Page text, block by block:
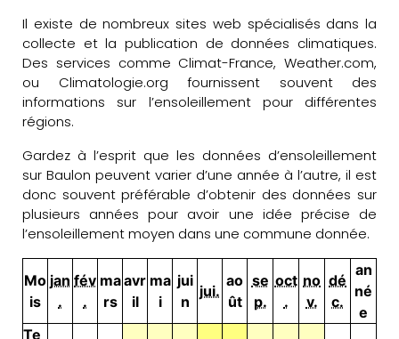
Il existe de nombreux sites web spécialisés dans la
collecte et la publication de données climatiques.
Des services comme Climat-France, Weather.com,
ou Climatologie.org fournissent souvent des
informations sur l’ensoleillement pour différentes
régions.
Gardez à l’esprit que les données d’ensoleillement
sur Baulon peuvent varier d’une année à l’autre, il est
donc souvent préférable d’obtenir des données sur
plusieurs années pour avoir une idée précise de
l’ensoleillement moyen dans une commune donnée.
Mo
is
jan
.
fév
.
ma
rs
avr
il
ma
i
jui
n
jui.
ao
ût
se
p.
oct
.
no
v.
dé
c.
an
né
e
Te